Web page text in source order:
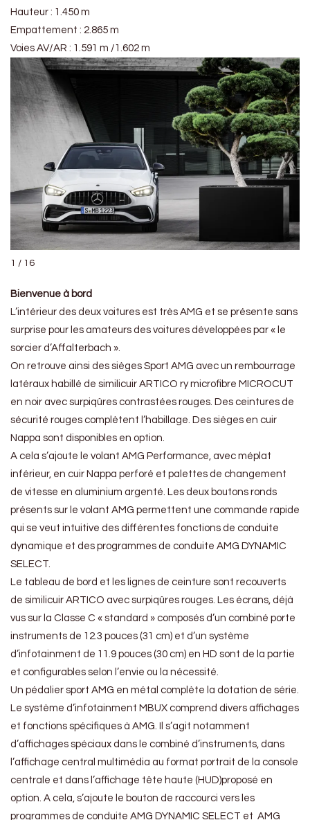
Hauteur : 1.450 m
Empattement : 2.865 m
Voies AV/AR : 1.591 m /1.602 m
1 / 16
Bienvenue à bord
L’intérieur des deux voitures est très AMG et se présente sans
surprise pour les amateurs des voitures développées par « le
sorcier d’Affalterbach ».
On retrouve ainsi des sièges Sport AMG avec un rembourrage
latéraux habillé de similicuir ARTICO ry microfibre MICROCUT
en noir avec surpiqûres contrastées rouges. Des ceintures de
sécurité rouges complètent l’habillage. Des sièges en cuir
Nappa sont disponibles en option.
A cela s’ajoute le volant AMG Performance, avec méplat
inférieur, en cuir Nappa perforé et palettes de changement
de vitesse en aluminium argenté. Les deux boutons ronds
présents sur le volant AMG permettent une commande rapide
qui se veut intuitive des différentes fonctions de conduite
dynamique et des programmes de conduite AMG DYNAMIC
SELECT.
Le tableau de bord et les lignes de ceinture sont recouverts
de similicuir ARTICO avec surpiqûres rouges. Les écrans, déjà
vus sur la Classe C « standard » composés d’un combiné porte
instruments de 12.3 pouces (31 cm) et d’un système
d’infotainment de 11.9 pouces (30 cm) en HD sont de la partie
et configurables selon l’envie ou la nécessité.
Un pédalier sport AMG en métal complète la dotation de série.
Le système d’infotainment MBUX comprend divers affichages
et fonctions spécifiques à AMG. Il s’agit notamment
d’affichages spéciaux dans le combiné d’instruments, dans
l’affichage central multimédia au format portrait de la console
centrale et dans l’affichage tête haute (HUD)proposé en
option. A cela, s’ajoute le bouton de raccourci vers les
programmes de conduite AMG DYNAMIC SELECT et AMG